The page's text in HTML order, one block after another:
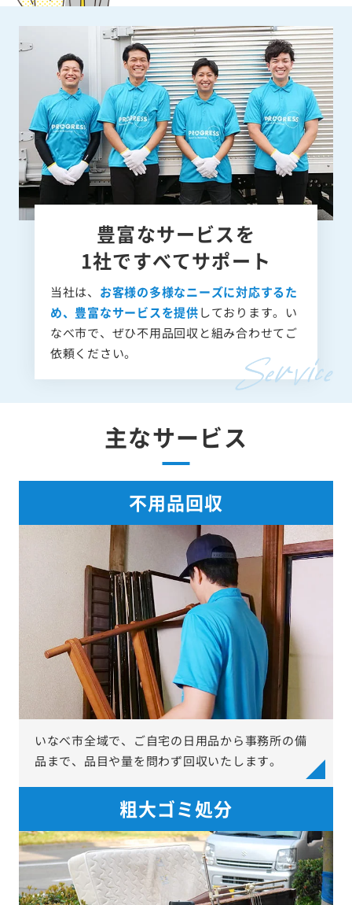
豊富なサービスを
1社ですべてサポート
当社は、 お客様の多様なニーズに対応するた
め、豊富なサービスを提供しております。い
なべ市で、ぜひ不用品回収と組み合わせてご
依頼ください。
主なサービス
不用品回収
いなべ市全域で、ご自宅の日用品から事務所の備
品まで、品目や量を問わず回収いたします。
粗大ゴミ処分